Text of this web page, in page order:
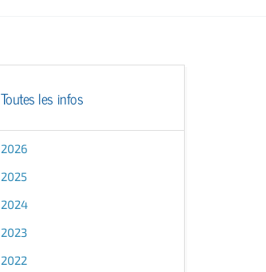
Toutes les infos
2026
2025
2024
2023
2022